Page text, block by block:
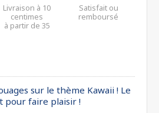
Livraison à 10
centimes
à partir de 35
Satisfait ou
remboursé
sur le thème Kawaii ! Le
pour faire plaisir !